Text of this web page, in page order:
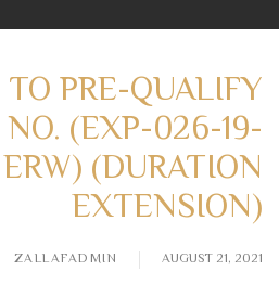
PRE-QUALIFY
(EXP-026-19-
ERW) (DURATION
EXTENSION)
AUGUST 21, 2021
ZALLAFADMIN